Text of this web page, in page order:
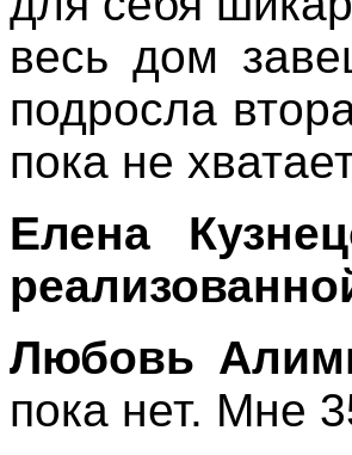
весь дом
подросла
пока не
Елена
Любовь
пока нет. Мне